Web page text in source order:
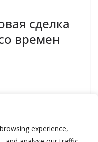
experience,
сделка
времен